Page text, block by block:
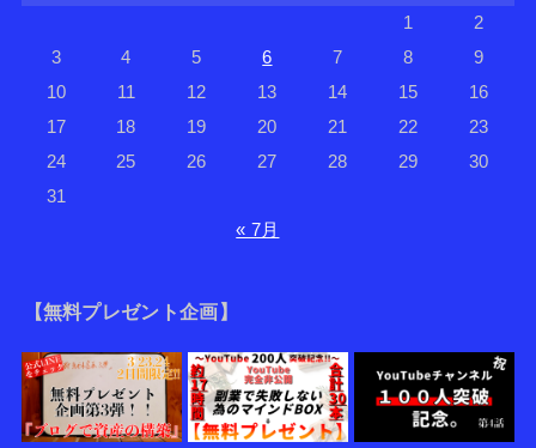
1
2
3
4 5 6 7 8
9
10
11 12 13 14 15
16
17
18 19 20 21 22
23
24
25 26 27 28 29
30
31
« 7月
【無料プレゼント企画】